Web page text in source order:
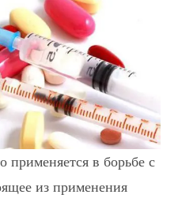
применяется в борьбе с
из применения